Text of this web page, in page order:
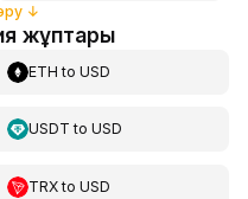
↓
жұптары
ETH toUSD
USDT toUSD
TRXtoUSD